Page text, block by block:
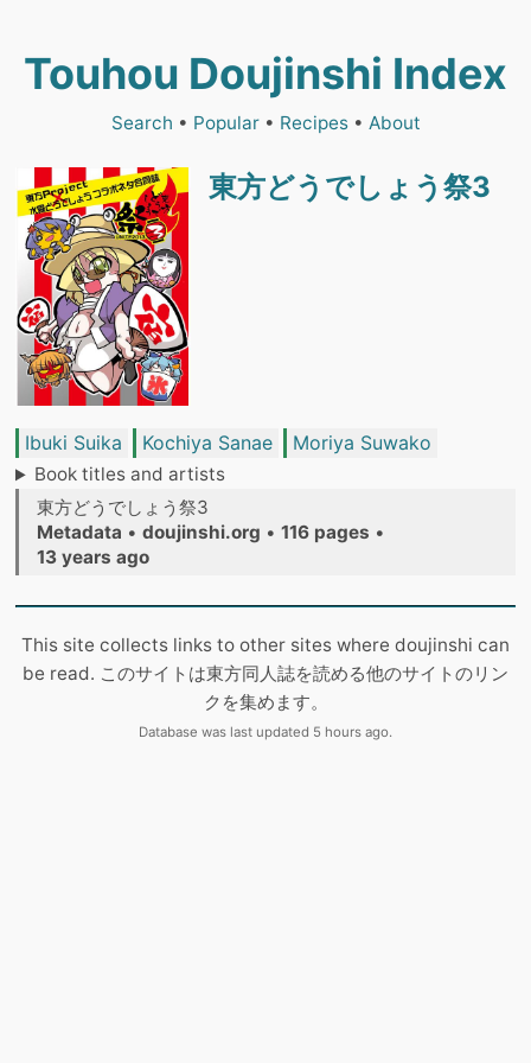
Touhou Doujinshi Index
Search • Popular• Recipes• About
東方どうでしょう祭3
Ibuki Suika Kochiya Sanae Moriya Suwako
Book titles and artists
東方どうでしょう祭3
Metadata • doujinshi.org • 116 pages •
13 years ago
This site collects links to other sites where doujinshi can
be read. このサイトは東方同人誌を読める他のサイトのリン
クを集めます。
Database was last updated 5 hours ago.